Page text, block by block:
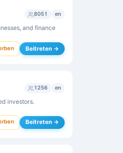
8051 en
and finance
Beitreten →
1256 en
investors.
Beitreten →